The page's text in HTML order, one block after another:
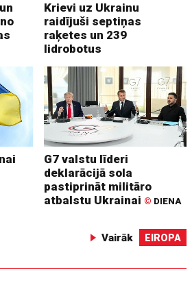
Krievi uz Ukrainu
raidījuši septiņas
raķetes un 239
lidrobotus
G7 valstu līderi
deklarācijā sola
pastiprināt militāro
atbalstu Ukrainai © DIENA
Vairāk EIROPA